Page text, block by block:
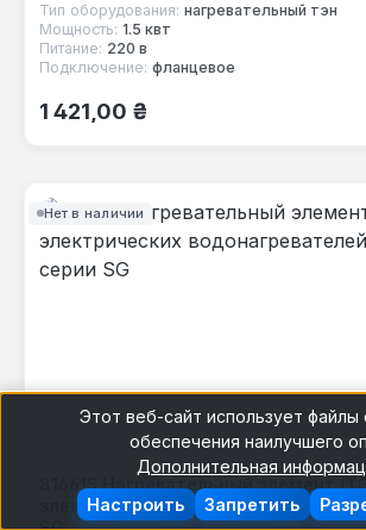
Тип оборудования: нагревательный тэн
Мощность: 1.5 квт
Питание: 220 в
Подключение: фланцевое
Обычная цена:
1 421,00 ₴
Нет в наличии
816615 Нагревательный элемент
электрических водонагревателей
Этот веб-сайт использует файлы
обеспечения наилучшего
Дополнительная
Запретить
Настроить